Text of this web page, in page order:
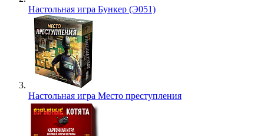
Настольная игра Бункер (Э051)
Настольная игра Место преступления